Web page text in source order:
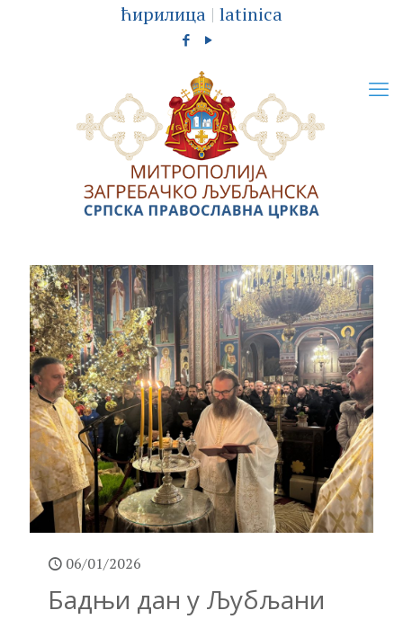
ћирилица | latinica
06/01/2026
Бадњи дан у Љубљани